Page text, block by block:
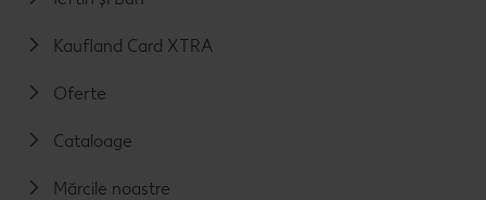
Kaufland Card XTRA
Oferte
Cataloage
Mărcile noastre